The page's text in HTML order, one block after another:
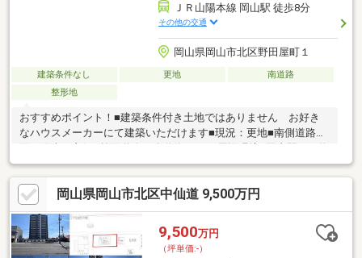
ＪＲ山陽本線 岡山駅 徒歩8分
その他の交通
岡山県岡山市北区野田屋町１
建築条件なし 更地
南道路
整形地
おすすめポイント！■建築条件付き土地ではありません お好き
なハウスメーカーにて建築いただけます■現況：更地■南側道路に
面し陽当り良好■前面道路：公道約８.１ｍ周辺環境●岡山駅まで約
610ｍ（徒歩8分）●天満屋ハピーズ岡山駅前店まで約270ｍ（徒歩
4分）●セブンイレブン岡山桃太郎大通り店まで約100ｍ（徒歩2
分）●コーナン岡山駅北店まで約920ｍ（徒歩12分）●岡山高島屋
まで約500ｍ（徒歩7分）●野田屋町公園まで約170ｍ（徒歩3分）●
岡山市立岡山中央小学校まで約820ｍ（徒歩11分）
岡山県岡山市北区中仙道 9,500万円
9,500万円
（坪単価:-）